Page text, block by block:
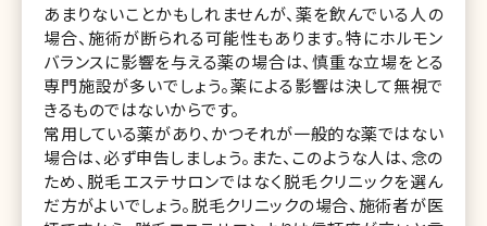
あまりないことかもしれませんが、薬を飲んでいる人の
場合、施術が断られる可能性もあります。特にホルモン
バランスに影響を与える薬の場合は、慎重な立場をとる
専門施設が多いでしょう。薬による影響は決して無視で
きるものではないからです。
常用している薬があり、かつそれが一般的な薬ではない
場合は、必ず申告しましょう。また、このような人は、念の
ため、脱毛エステサロンではなく脱毛クリニックを選ん
だ方がよいでしょう。脱毛クリニックの場合、施術者が医